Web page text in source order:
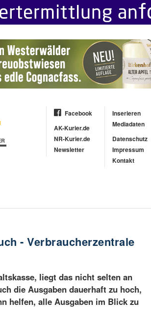
Facebook
AK-Kurier.de
NR-Kurier.de
Newsletter
Inserieren
Mediadaten
Datenschutz
Impressum
Kontakt
- Verbraucherzentrale
liegt das nicht selten an
die Ausgaben dauerhaft zu hoch,
helfen, alle Ausgaben im Blick zu